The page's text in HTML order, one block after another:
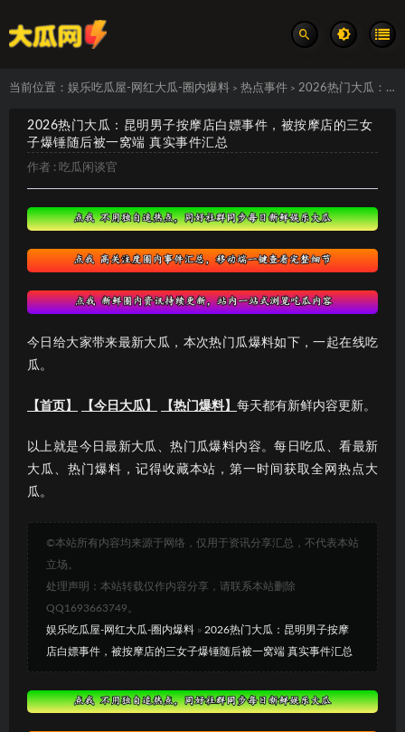
当前位置： 娱乐吃瓜屋-网红大瓜-圈内爆料 > 热点事件 > 2026热门大瓜：昆明男子按摩店白嫖事件，被按摩店的三女子爆锤随后被一窝端 真实事件汇总
2026热门大瓜：昆明男子按摩店白嫖事件，被按摩店的三女
子爆锤随后被一窝端 真实事件汇总
作者 : 吃瓜闲谈官
今日给大家带来最新大瓜，本次热门瓜爆料如下，一起在线吃
瓜。
【首页】 【今日大瓜】 【热门爆料】 每天都有新鲜内容更新。
以上就是今日最新大瓜、热门瓜爆料内容。每日吃瓜、看最新
大瓜、热门爆料，记得收藏本站，第一时间获取全网热点大
瓜。
©本站所有内容均来源于网络，仅用于资讯分享汇总，不代表本站
立场。
处理声明：本站转载仅作内容分享，请联系本站删除
QQ1693663749。
娱乐吃瓜屋-网红大瓜-圈内爆料 » 2026热门大瓜：昆明男子按摩
店白嫖事件，被按摩店的三女子爆锤随后被一窝端 真实事件汇总